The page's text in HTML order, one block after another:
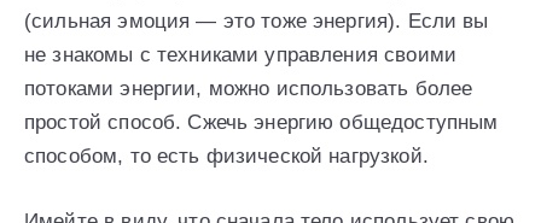
(сильная эмоция — это тоже энергия). Если вы
не знакомы с техниками управления своими
потоками энергии, можно использовать более
простой способ. Сжечь энергию общедоступным
способом, то есть физической нагрузкой.